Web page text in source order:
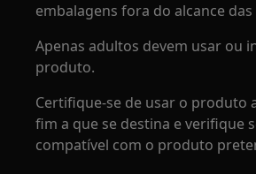
embalagens fora do alcance das
Apenas adultos devem usar ou
produto.
Certifique-se de usar o produto
fim a que se destina e verifique
compatível com o produto